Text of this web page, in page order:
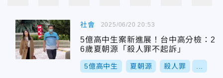
社會
5億高中生案新進展！台中高分檢：2
6歲夏朝源「殺人罪不起訴」
5億高中生 夏朝源 殺人罪
2025/06/20 20:53